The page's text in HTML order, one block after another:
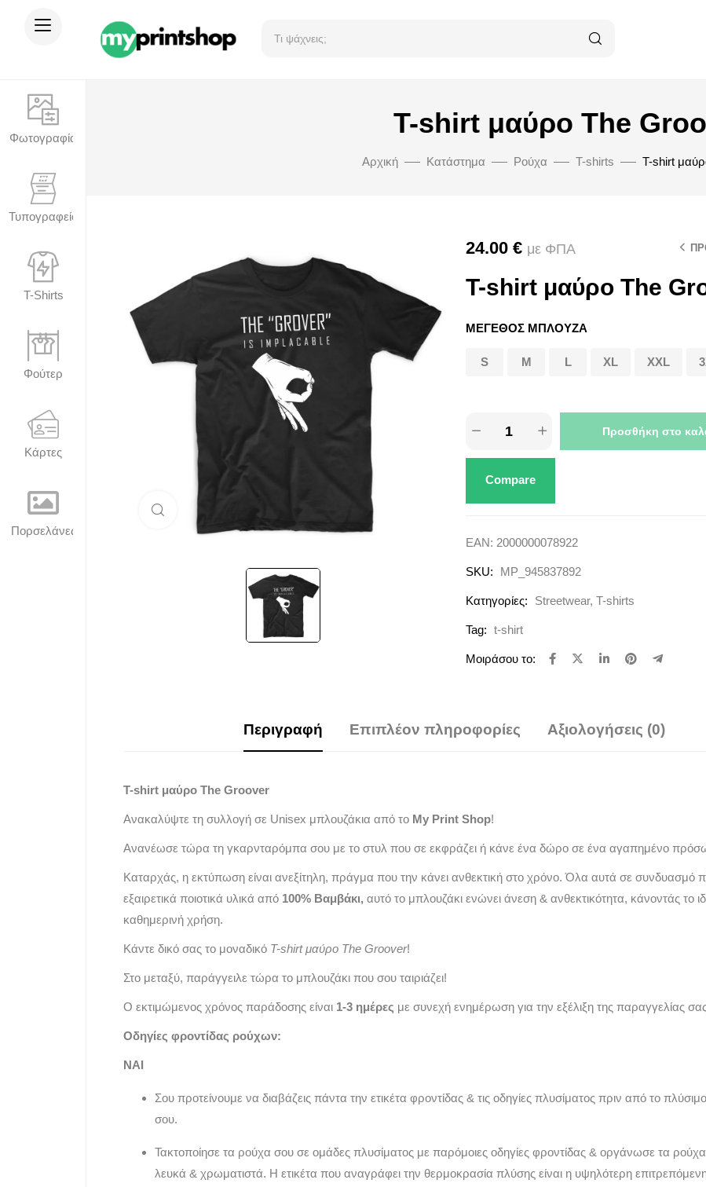
Φωτογραφία
Τυπογραφείο
T-Shirts
Φούτερ
Κάρτες
Πορσελάνες
T-shirt μαύρο The
Αρχική Κατάστημα Ρούχα T-shirts T-shirt
24.00€ με ΦΠΑ
T-shirt μαύρο The
ΜΕΓΕΘΟΣ ΜΠΛΟΥΖΑ
S M L XL XXL
Προσθήκη στο
Compare
EAN:2000000078922
SKU: MP_945837892
Κατηγορίες: Streetwear,T-shirts
Tag: t-shirt
Μοιράσου το:
Περιγραφή Επιπλέον πληροφορίες Αξιολογήσεις (0)
T-shirt μαύρο The Groover
Ανακαλύψτε τη συλλογή σε Unisex μπλουζάκια από το My Print Shop!
Ανανέωσε τώρα τη γκαρνταρόμπα σου με το στυλ που σε εκφράζει ή κάνε ένα δώρο σε ένα αγαπημένο
Καταρχάς, η εκτύπωση είναι ανεξίτηλη, πράγμα που την κάνει ανθεκτική στο χρόνο. Όλα αυτά σε συνδυασμό
εξαιρετικά ποιοτικά υλικά από 100% Βαμβάκι, αυτό το μπλουζάκι ενώνει άνεση & ανθεκτικότητα, κάνοντάς το
καθημερινή χρήση.
Κάντε δικό σας το μοναδικό T-shirt μαύρο The Groover!
Στο μεταξύ, παράγγειλε τώρα το μπλουζάκι που σου ταιριάζει!
Ο εκτιμώμενος χρόνος παράδοσης είναι 1-3 ημέρες με συνεχή ενημέρωση για την εξέλιξη της παραγγελίας
Οδηγίες φροντίδας ρούχων:
ΝΑΙ
Σου προτείνουμε να διαβάζεις πάντα την ετικέτα φροντίδας & τις οδηγίες πλυσίματος πριν από το
σου.
Τακτοποίησε τα ρούχα σου σε ομάδες πλυσίματος με παρόμοιες οδηγίες φροντίδας & οργάνωσε τα
λευκά & χρωματιστά. Η ετικέτα που αναγράφει την θερμοκρασία πλύσης είναι η υψηλότερη